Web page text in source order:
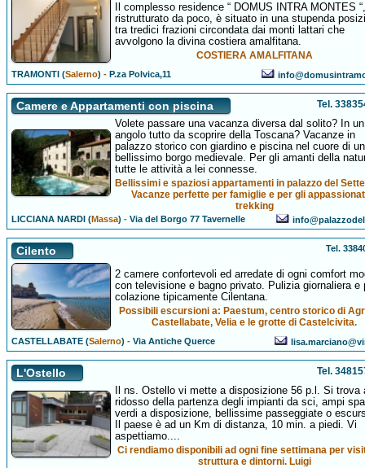
Il complesso residence “ DOMUS INTRA MONTES “,
ristrutturato da poco, è situato in una stupenda
tra tredici frazioni circondata dai monti lattari che
avvolgono la divina costiera amalfitana.
COSTIERA AMALFITANA
TRAMONTI (Salerno) -P.za Polvica,11
Camere e Appartamenti con piscina Tel.
Volete passare una vacanza diversa dal solito? In un
angolo tutto da scoprire della Toscana? Vacanze in
palazzo storico con giardino e piscina nel cuore di un
bellissimo borgo medievale. Per gli amanti della
tutte le attività a lei connesse.
Bellissimi e spaziosi appartamenti in palazzo del
Vacanze perfette per famiglie e per gli
trekking
LICCIANA NARDI (Massa) -Via del Borgo 77 Tavernelle
Cilento Tel.
2 camere confortevoli ed arredate di ogni comfort
con televisione e bagno privato. Pulizia giornaliera e
colazione tipicamente Cilentana.
Possibili escursioni a: Paestum, centro storico di
Castellabate, Velia e le grotte di Castelcivita.
CASTELLABATE (Salerno) -Via Antiche Querce
L'Ostello Tel.
Il ns. Ostello vi mette a disposizione 56 p.l. Si trova
ridosso della partenza degli impianti da sci, ampi
verdi a disposizione, bellissime passeggiate o
Il paese è ad un Km di distanza, 10 min. a piedi. Vi
aspettiamo....
Ci rendiamo disponibili ad ogni fine settimana per
struttura e dintorni. Luigi